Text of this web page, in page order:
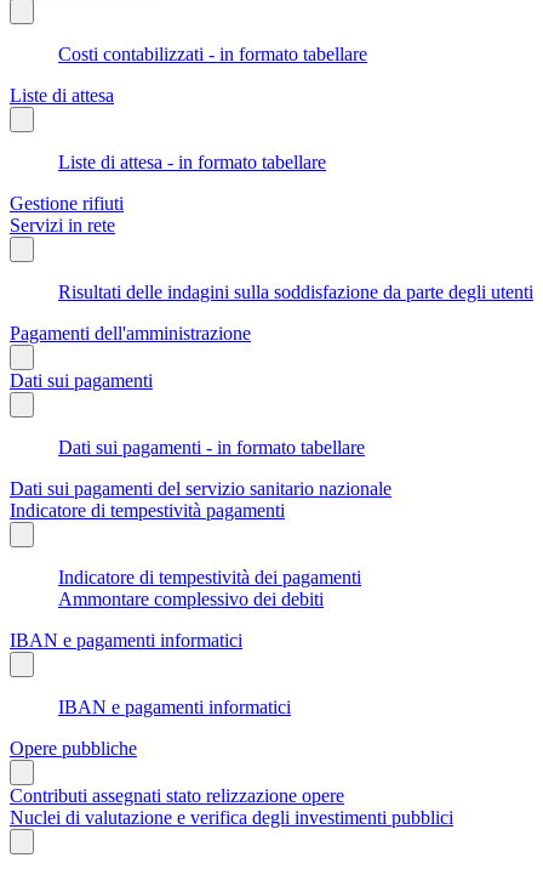
Costi contabilizzati - in formato tabellare
Liste di attesa
Liste di attesa - in formato tabellare
Gestione rifiuti
Servizi in rete
Risultati delle indagini sulla soddisfazione da parte degli utenti
Pagamenti dell'amministrazione
Dati sui pagamenti
Dati sui pagamenti - in formato tabellare
Dati sui pagamenti del servizio sanitario nazionale
Indicatore di tempestività pagamenti
Indicatore di tempestività dei pagamenti
Ammontare complessivo dei debiti
IBAN e pagamenti informatici
IBAN e pagamenti informatici
Opere pubbliche
Contributi assegnati stato relizzazione opere
Nuclei di valutazione e verifica degli investimenti pubblici